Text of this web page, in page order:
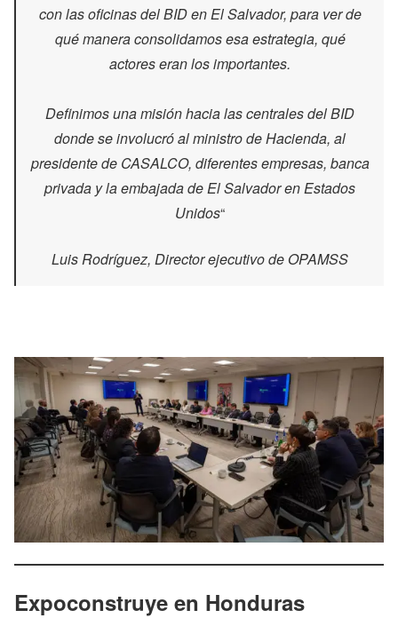
con las oficinas del BID en El Salvador, para ver de
qué manera consolidamos esa estrategia, qué
actores eran los importantes.
Definimos una misión hacia las centrales del BID
donde se involucró al ministro de Hacienda, al
presidente de CASALCO, diferentes empresas, banca
privada y la embajada de El Salvador en Estados
Unidos“
Luis Rodríguez, Director ejecutivo de OPAMSS
Expoconstruye en Honduras